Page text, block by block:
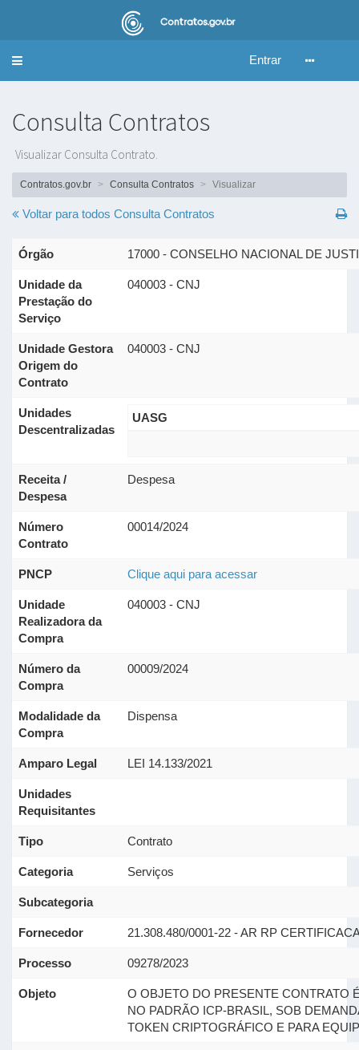
Alternar
Entrar
Consulta Contratos
Visualizar Consulta Contrato.
Contratos.gov.br Consulta Contratos Visualizar
Voltar para todos Consulta Contratos
Órgão 17000 - CONSELHO NACIONAL DE
Unidade da
Prestação do
Serviço
040003 - CNJ
Unidade Gestora
Origem do
Contrato
040003 - CNJ
Unidades
Descentralizadas
UASG
Receita /
Despesa
Despesa
Número
Contrato
00014/2024
PNCP Clique aqui para acessar
Unidade
Realizadora da
Compra
040003 - CNJ
Número da
Compra
00009/2024
Modalidade da
Compra
Dispensa
Amparo Legal LEI 14.133/2021
Unidades
Requisitantes
Tipo Contrato
Categoria Serviços
Subcategoria
Fornecedor 21.308.480/0001-22 - AR RP
Processo 09278/2023
Objeto
O OBJETO DO PRESENTE CONTRATO
NO PADRÃO ICP-BRASIL, SOB
TOKEN CRIPTOGRÁFICO E PARA